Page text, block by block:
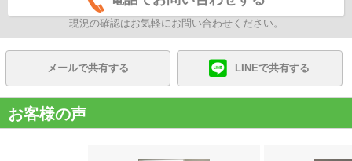
現況の確認はお気軽にお問い合わせください。
メールで共有する LINEで共有する
お客様の声